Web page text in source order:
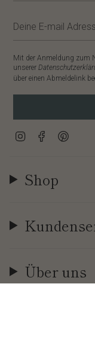
Mit der Anmeldung zum
unserer
über einen Abmeldelink
InstagramFacebook
Shop
Über uns